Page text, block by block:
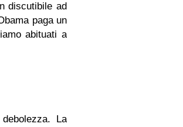
discutibile ad
paga un
abituati a
La